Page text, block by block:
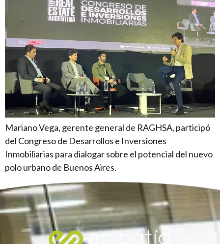
Mariano Vega, gerente general de RAGHSA, participó
del Congreso de Desarrollos e Inversiones
Inmobiliarias para dialogar sobre el potencial del nuevo
polo urbano de Buenos Aires.